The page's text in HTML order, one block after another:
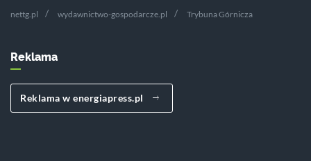
nettg.pl wydawnictwo-gospodarcze.pl Trybuna Górnicza
Reklama
Reklama w energiapress.pl